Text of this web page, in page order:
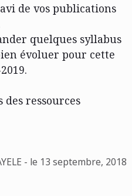
de vos publications
quelques syllabus
évoluer pour cette
des ressources
- le 13 septembre, 2018